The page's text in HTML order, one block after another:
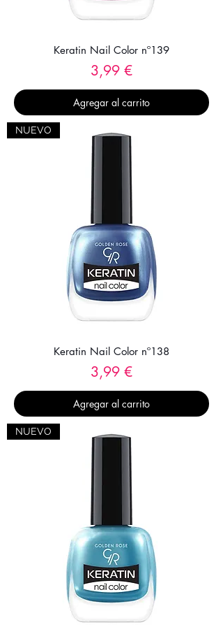
Keratin Nail Color nº139
Precio
3,99 €
Agregar al carrito
NUEVO
Keratin Nail Color nº138
Precio
3,99 €
Agregar al carrito
NUEVO